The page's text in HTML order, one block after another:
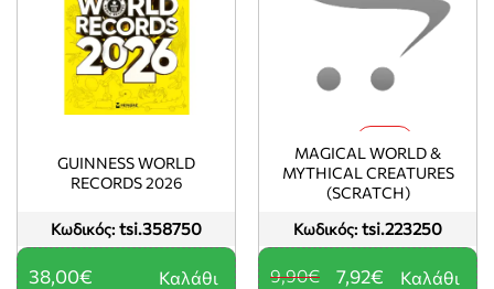
Κωδικός: tsi.358750
GUINNESS WORLD
RECORDS 2026
38,00€ Καλάθι
Κωδικός: tsi.223250
MAGICAL WORLD &
MYTHICAL CREATURES
(SCRATCH)
7,92€
9,90€ Καλάθι